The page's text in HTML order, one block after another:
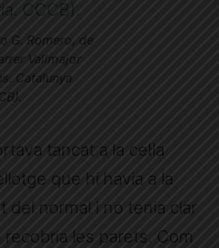
G. Romero, de
Vallmajor
Catalunya
tancat a la cel·la
que hi havia a la
del normal i no tenia clar
recobria les parets. Com